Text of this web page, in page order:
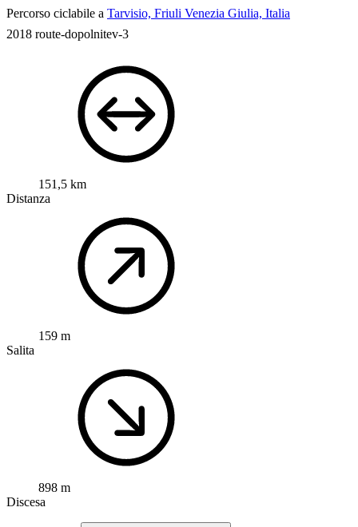
Percorso ciclabile a Tarvisio, Friuli Venezia Giulia, Italia
2018 route-dopolnitev-3
151,5 km
Distanza
159 m
Salita
898 m
Discesa